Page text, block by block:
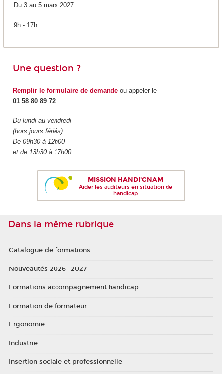
Du 3 au 5 mars 2027
9h - 17h
Une question ?
Remplir le formulaire de demandeou appeler le
01 58 80 89 72
Du lundi au vendredi
(hors jours fériés)
De 09h30 à 12h00
et de 13h30 à 17h00
MISSION HANDI'CNAM
Aider les auditeurs en situation de
handicap
Dans la même rubrique
Catalogue de formations
Nouveautés 2026 -2027
Formations accompagnement handicap
Formation de formateur
Ergonomie
Industrie
Insertion sociale et professionnelle